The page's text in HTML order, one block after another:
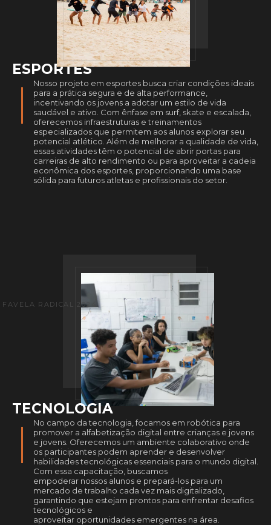
ESPORTES
Nosso projeto em esportes busca criar condições ideais
para a prática segura e de alta performance,
incentivando os jovens a adotar um estilo de vida
saudável e ativo. Com ênfase em surf, skate e escalada,
oferecemos infraestruturas e treinamentos
especializados que permitem aos alunos explorar seu
potencial atlético. Além de melhorar a qualidade de vida,
essas atividades têm o potencial de abrir portas para
carreiras de alto rendimento ou para aproveitar a cadeia
econômica dos esportes, proporcionando uma base
sólida para futuros atletas e profissionais do setor.
FAVELA RADICAL 2024
TECNOLOGIA
No campo da tecnologia, focamos em robótica para
promover a alfabetização digital entre crianças e jovens
e jovens. Oferecemos um ambiente colaborativo onde
os participantes podem aprender e desenvolver
habilidades tecnológicas essenciais para o mundo digital.
Com essa capacitação, buscamos
empoderar nossos alunos e prepará-los para um
mercado de trabalho cada vez mais digitalizado,
garantindo que estejam prontos para enfrentar desafios
tecnológicos e
aproveitar oportunidades emergentes na área.